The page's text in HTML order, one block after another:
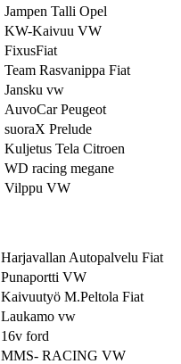
Jampen Talli Opel
KW-Kaivuu VW
FixusFiat
Team Rasvanippa Fiat
Jansku vw
AuvoCar Peugeot
suoraX Prelude
Kuljetus Tela Citroen
WD racing megane
Vilppu VW
Harjavallan Autopalvelu Fiat
Punaportti VW
Kaivuutyö M.Peltola Fiat
Laukamo vw
16v ford
MMS- RACING VW